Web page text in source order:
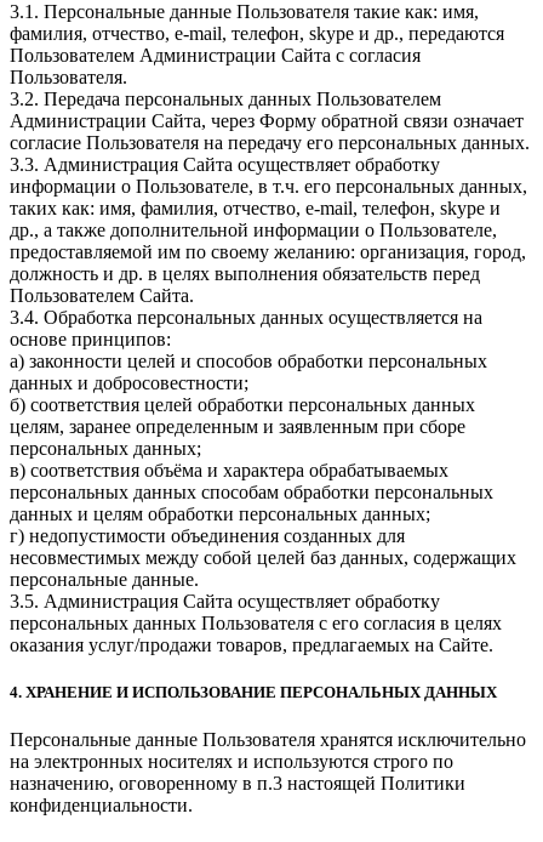
3.1. Персональные данные Пользователя такие как: имя,
фамилия, отчество, e-mail, телефон, skype и др., передаются
Пользователем Администрации Сайта с согласия
Пользователя.
3.2. Передача персональных данных Пользователем
Администрации Сайта, через Форму обратной связи означает
согласие Пользователя на передачу его персональных данных.
3.3. Администрация Сайта осуществляет обработку
информации о Пользователе, в т.ч. его персональных данных,
таких как: имя, фамилия, отчество, e-mail, телефон, skype и
др., а также дополнительной информации о Пользователе,
предоставляемой им по своему желанию: организация, город,
должность и др. в целях выполнения обязательств перед
Пользователем Сайта.
3.4. Обработка персональных данных осуществляется на
основе принципов:
а) законности целей и способов обработки персональных
данных и добросовестности;
б) соответствия целей обработки персональных данных
целям, заранее определенным и заявленным при сборе
персональных данных;
в) соответствия объёма и характера обрабатываемых
персональных данных способам обработки персональных
данных и целям обработки персональных данных;
г) недопустимости объединения созданных для
несовместимых между собой целей баз данных, содержащих
персональные данные.
3.5. Администрация Сайта осуществляет обработку
персональных данных Пользователя с его согласия в целях
оказания услуг/продажи товаров, предлагаемых на Сайте.
4. ХРАНЕНИЕ И ИСПОЛЬЗОВАНИЕ ПЕРСОНАЛЬНЫХ ДАННЫХ
Персональные данные Пользователя хранятся исключительно
на электронных носителях и используются строго по
назначению, оговоренному в п.3 настоящей Политики
конфиденциальности.